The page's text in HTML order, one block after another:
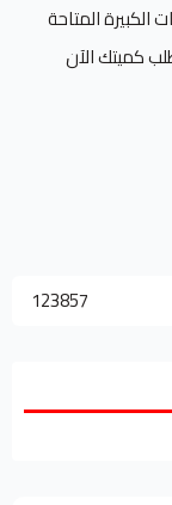
المتاحة
كميتك الآن
123857